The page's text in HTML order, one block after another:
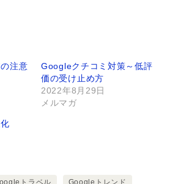
注意
Googleクチコミ対策～低評
価の受け止め方
2022年8月29日
メルマガ
トラベル Googleトレンド